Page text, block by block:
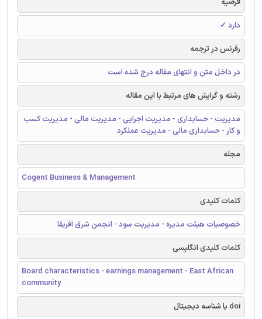
فرضیه
دارد ✓
رفرنس در ترجمه
در داخل متن و انتهای مقاله درج شده است
رشته و گرایش های مرتبط با این مقاله
مدیریت - حسابداری - مدیریت اجرایی - مدیریت مالی - مدیریت کسب
و کار - حسابداری مالی - مدیریت عملکرد
مجله
Cogent Business & Management
کلمات کلیدی
خصوصیات هیئت مدیره - مدیریت سود - انجمن شرق آفریقا
کلمات کلیدی انگلیسی
Board characteristics - earnings management - East African
community
doi یا شناسه دیجیتال